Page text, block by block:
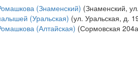
(Знаменский) (Знаменский,
(Уральская) (ул. Уральская, д.
(Алтайская) (Сормовская